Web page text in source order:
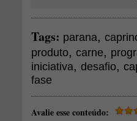
Tags: parana,
produto, carne,
iniciativa, desafio,
fase
Avalie esse conteúdo: